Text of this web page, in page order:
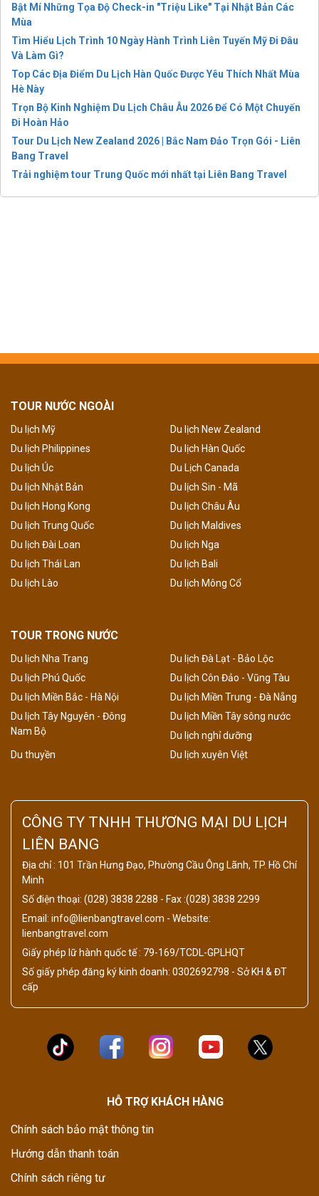
Bật Mí Những Tọa Độ Check-in "Triệu Like" Tại Nhật Bản Các
Mùa
Tìm Hiểu Lịch Trình 10 Ngày Hành Trình Liên Tuyến Mỹ Đi Đâu
Và Làm Gì?
Top Các Địa Điểm Du Lịch Hàn Quốc Được Yêu Thích Nhất Mùa
Hè Này
Trọn Bộ Kinh Nghiệm Du Lịch Châu Âu 2026 Để Có Một Chuyến
Đi Hoàn Hảo
Tour Du Lịch New Zealand 2026 | Bắc Nam Đảo Trọn Gói - Liên
Bang Travel
Trải nghiệm tour Trung Quốc mới nhất tại Liên Bang Travel
TOUR NƯỚC NGOÀI
Du lịch Mỹ
Du lịch New Zealand
Du lịch Philippines
Du lịch Hàn Quốc
Du lịch Úc
Du Lịch Canada
Du lịch Nhật Bản
Du lịch Sin - Mã
Du lịch Hong Kong
Du lịch Châu Âu
Du lịch Trung Quốc
Du lịch Maldives
Du lịch Đài Loan
Du lịch Nga
Du lịch Thái Lan
Du lịch Bali
Du lịch Lào
Du lịch Mông Cổ
TOUR TRONG NƯỚC
Du lịch Nha Trang
Du lịch Đà Lạt - Bảo Lộc
Du lịch Phú Quốc
Du lịch Côn Đảo - Vũng Tàu
Du lịch Miền Bắc - Hà Nội
Du lịch Miền Trung - Đà Nẵng
Du lịch Tây Nguyên - Đông
Nam Bộ
Du lịch Miền Tây sông nước
Du lịch nghỉ dưỡng
Du thuyền
Du lịch xuyên Việt
CÔNG TY TNHH THƯƠNG MẠI DU LỊCH
LIÊN BANG
Địa chỉ : 101 Trần Hưng Đạo, Phường Cầu Ông Lãnh, TP. Hồ Chí
Minh
Số điện thoại: (028) 3838 2288 - Fax :(028) 3838 2299
Email: info@lienbangtravel.com - Website:
lienbangtravel.com
Giấy phép lữ hành quốc tế : 79-169/TCDL-GPLHQT
Số giấy phép đăng ký kinh doanh: 0302692798 - Sở KH & ĐT
cấp
HỖ TRỢ KHÁCH HÀNG
Chính sách bảo mật thông tin
Hướng dẫn thanh toán
Chính sách riêng tư